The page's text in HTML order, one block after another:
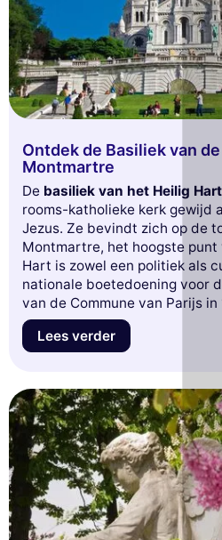
Ontdek de Basiliek van
Montmartre
De basiliek van het Heilig
rooms-katholieke kerk gewijd
Jezus. Ze bevindt zich op de
Montmartre, het hoogste
Hart is zowel een politiek als
nationale boetedoening voor
van de Commune van Parijs in
vertegenwoordiging van de
orde.Lees verder